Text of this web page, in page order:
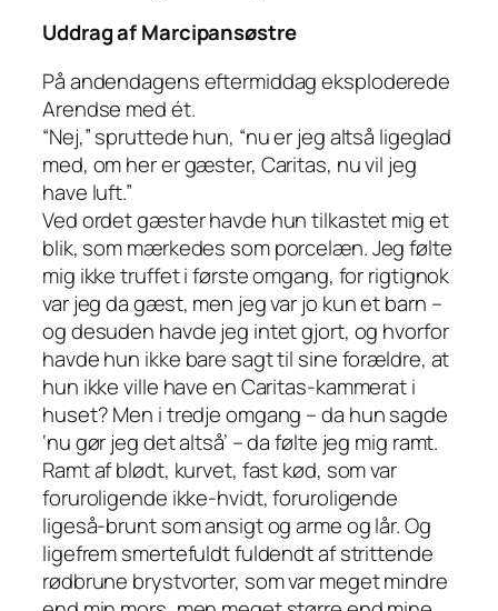
Uddrag af Marcipansøstre
På andendagens eftermiddag eksploderede
Arendse med ét.
“Nej,” spruttede hun, “nu er jeg altså ligeglad
med, om her er gæster, Caritas, nu vil jeg
have luft.”
Ved ordet gæster havde hun tilkastet mig et
blik, som mærkedes som porcelæn. Jeg følte
mig ikke truffet i første omgang, for rigtignok
var jeg da gæst, men jeg var jo kun et barn –
og desuden havde jeg intet gjort, og hvorfor
havde hun ikke bare sagt til sine forældre, at
hun ikke ville have en Caritas-kammerat i
huset? Men i tredje omgang – da hun sagde
‘nu gør jeg det altså’ – da følte jeg mig ramt.
Ramt af blødt, kurvet, fast kød, som var
foruroligende ikke-hvidt, foruroligende
ligeså-brunt som ansigt og arme og lår. Og
ligefrem smertefuldt fuldendt af strittende
rødbrune brystvorter, som var meget mindre